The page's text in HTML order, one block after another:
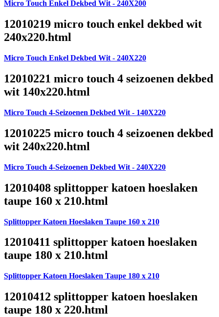
Micro Touch Enkel Dekbed Wit - 240X200
12010219 micro touch enkel dekbed wit
240x220.html
Micro Touch Enkel Dekbed Wit - 240X220
12010221 micro touch 4 seizoenen dekbed
wit 140x220.html
Micro Touch 4-Seizoenen Dekbed Wit - 140X220
12010225 micro touch 4 seizoenen dekbed
wit 240x220.html
Micro Touch 4-Seizoenen Dekbed Wit - 240X220
12010408 splittopper katoen hoeslaken
taupe 160 x 210.html
Splittopper Katoen Hoeslaken Taupe 160 x 210
12010411 splittopper katoen hoeslaken
taupe 180 x 210.html
Splittopper Katoen Hoeslaken Taupe 180 x 210
12010412 splittopper katoen hoeslaken
taupe 180 x 220.html